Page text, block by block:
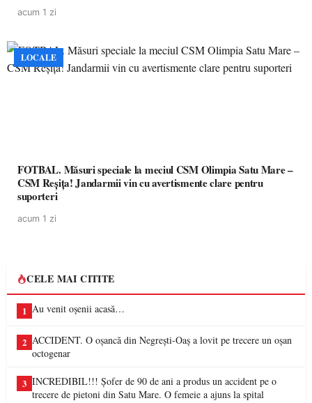
acum 1 zi
LOCALE
FOTBAL. Măsuri speciale la meciul CSM Olimpia Satu Mare –
CSM Reșița! Jandarmii vin cu avertismente clare pentru
suporteri
acum 1 zi
CELE MAI CITITE
1 Au venit oșenii acasă…
2 ACCIDENT. O oșancă din Negrești-Oaș a lovit pe trecere un oșan
octogenar
3 INCREDIBIL!!! Șofer de 90 de ani a produs un accident pe o
trecere de pietoni din Satu Mare. O femeie a ajuns la spital